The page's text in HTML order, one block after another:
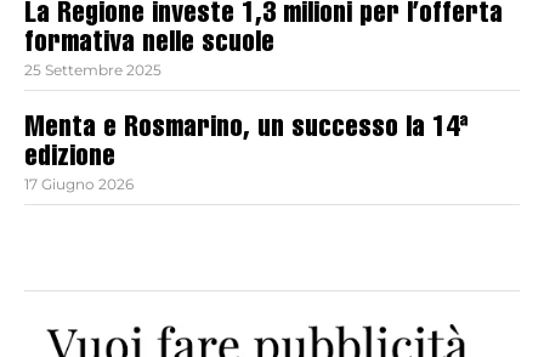
La Regione investe 1,3 milioni per l’offerta
formativa nelle scuole
25 Settembre 2025
Menta e Rosmarino, un successo la 14ª
edizione
17 Giugno 2026